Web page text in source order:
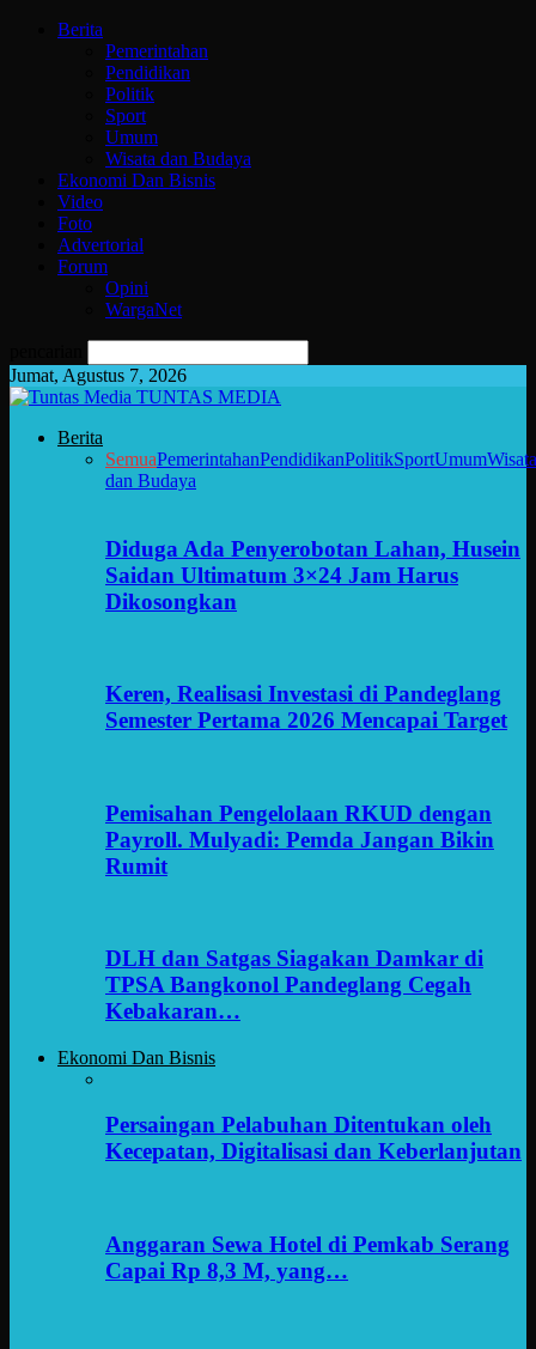
Berita
Pemerintahan
Pendidikan
Politik
Sport
Umum
Wisata dan Budaya
Ekonomi Dan Bisnis
Video
Foto
Advertorial
Forum
Opini
WargaNet
Jumat, Agustus 7, 2026
TUNTAS MEDIA
Berita
SemuaPemerintahanPendidikanPolitikSportUmumWisata
dan Budaya
Diduga Ada Penyerobotan Lahan, Husein
Saidan Ultimatum 3×24 Jam Harus
Dikosongkan
Keren, Realisasi Investasi di Pandeglang
Semester Pertama 2026 Mencapai Target
Pemisahan Pengelolaan RKUD dengan
Payroll. Mulyadi: Pemda Jangan Bikin
Rumit
DLH dan Satgas Siagakan Damkar di
TPSA Bangkonol Pandeglang Cegah
Kebakaran…
Ekonomi Dan Bisnis
Persaingan Pelabuhan Ditentukan oleh
Kecepatan, Digitalisasi dan Keberlanjutan
Anggaran Sewa Hotel di Pemkab Serang
Capai Rp 8,3 M, yang…